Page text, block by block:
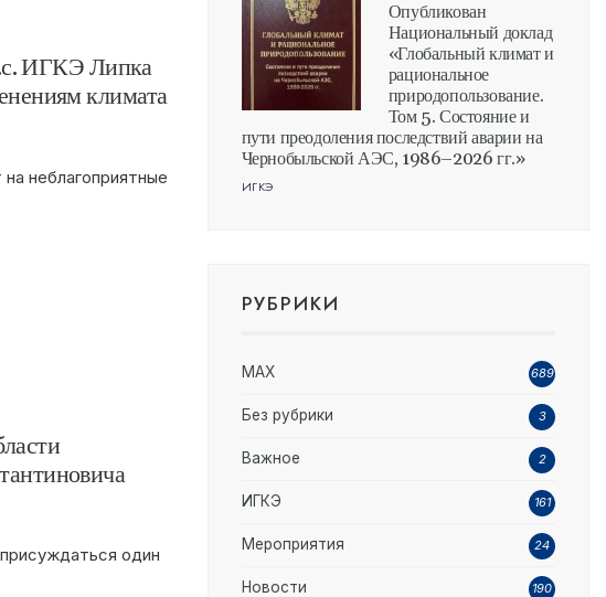
ИГКЭ Липка
климата
неблагоприятные
один
Опубликован
Национальный доклад
«Глобальный климат и
рациональное
природопользование.
Том 5. Состояние и
пути преодоления последствий аварии на
Чернобыльской АЭС, 1986–2026 гг.»
ИГКЭ
РУБРИКИ
MAX 689
Без рубрики 3
Важное 2
ИГКЭ 161
Мероприятия 24
Новости 190